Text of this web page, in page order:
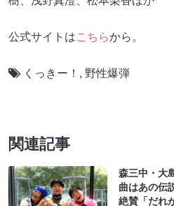
公式サイトはこちらから。
くっきー！ , 野性爆弾
関連記事
森三中・大
曲はあの伝
絶賛「だれ